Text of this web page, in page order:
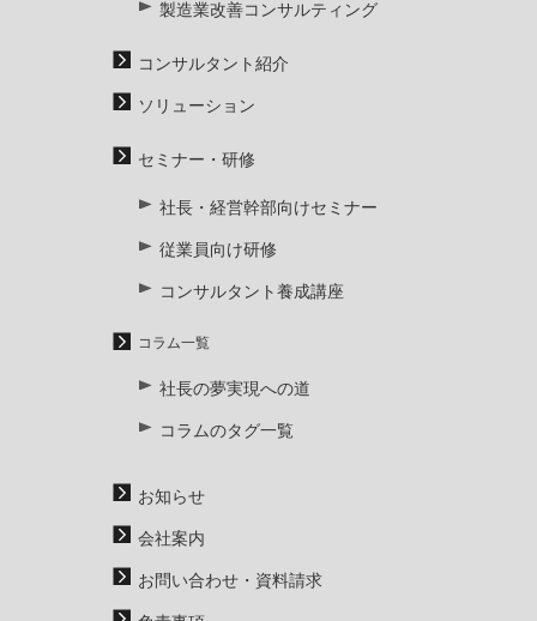
製造業改善コンサルティング
コンサルタント紹介
ソリューション
セミナー・研修
社長・経営幹部向けセミナー
従業員向け研修
コンサルタント養成講座
コラム一覧
社長の夢実現への道
コラムのタグ一覧
お知らせ
会社案内
お問い合わせ・資料請求